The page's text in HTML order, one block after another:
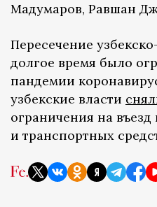
Мадумаров, Равшан
Пересечение
долгое время было
пандемии
узбекские власти
ограничения на
и транспортных